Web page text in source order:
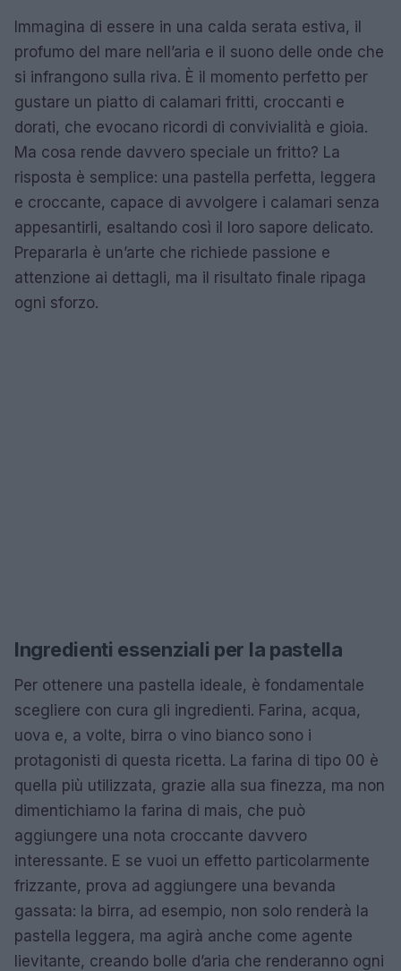
Immagina di essere in una calda serata estiva, il
profumo del mare nell’aria e il suono delle onde che
si infrangono sulla riva. È il momento perfetto per
gustare un piatto di calamari fritti, croccanti e
dorati, che evocano ricordi di convivialità e gioia.
Ma cosa rende davvero speciale un fritto? La
risposta è semplice: una pastella perfetta, leggera
e croccante, capace di avvolgere i calamari senza
appesantirli, esaltando così il loro sapore delicato.
Prepararla è un’arte che richiede passione e
attenzione ai dettagli, ma il risultato finale ripaga
ogni sforzo.
Ingredienti essenziali per la pastella
Per ottenere una pastella ideale, è fondamentale
scegliere con cura gli ingredienti. Farina, acqua,
uova e, a volte, birra o vino bianco sono i
protagonisti di questa ricetta. La farina di tipo 00 è
quella più utilizzata, grazie alla sua finezza, ma non
dimentichiamo la farina di mais, che può
aggiungere una nota croccante davvero
interessante. E se vuoi un effetto particolarmente
frizzante, prova ad aggiungere una bevanda
gassata: la birra, ad esempio, non solo renderà la
pastella leggera, ma agirà anche come agente
lievitante, creando bolle d’aria che renderanno ogni